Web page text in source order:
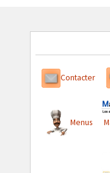
Contacter
Menus